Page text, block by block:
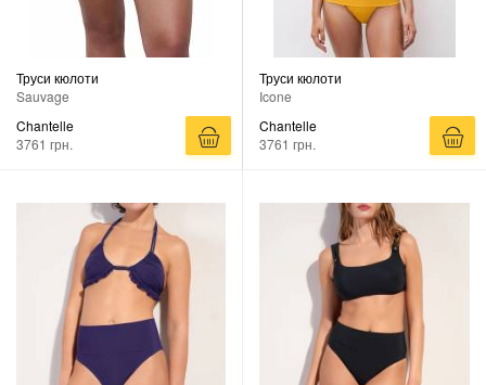
Труси кюлоти
Sauvage
Chantelle
3761 грн.
Труси кюлоти
Icone
Chantelle
3761 грн.